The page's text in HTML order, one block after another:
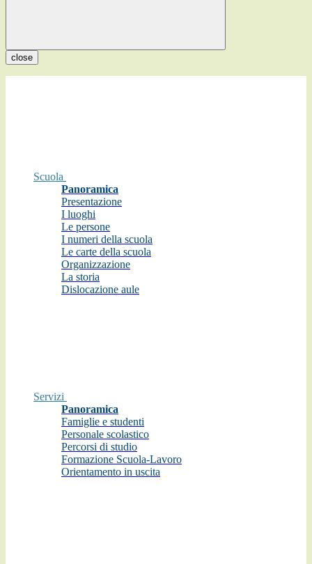
close
Scuola
Panoramica
Presentazione
I luoghi
Le persone
I numeri della scuola
Le carte della scuola
Organizzazione
La storia
Dislocazione aule
Servizi
Panoramica
Famiglie e studenti
Personale scolastico
Percorsi di studio
Formazione Scuola-Lavoro
Orientamento in uscita